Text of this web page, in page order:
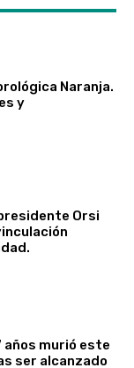
Naranja.
y
Orsi
años murió este
ser alcanzado